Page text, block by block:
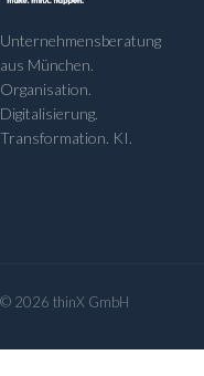
Unternehmensberatung
aus München.
Organisation.
Digitalisierung.
Transformation. KI.
© 2026 thinX GmbH